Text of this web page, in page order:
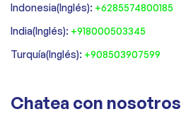
‍Indonesia(Inglés): +6285574800185
India(Inglés): +918000503345
Turquía(Inglés): +908503907599
Chatea con nosotros